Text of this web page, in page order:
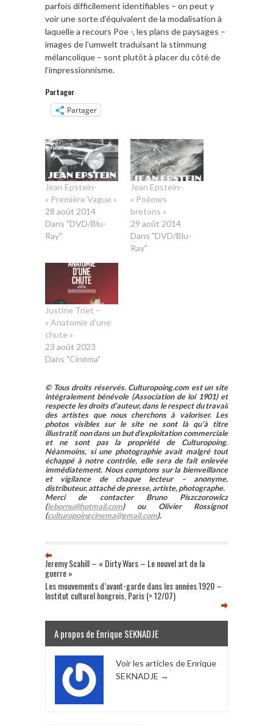
parfois difficilement identifiables – on peut y
voir une sorte d’équivalent de la modalisation à
laquelle a recours Poe -, les plans de paysages –
images de l’umwelt traduisant la stimmung
mélancolique – sont plutôt à placer du côté de
l’impressionnisme.
Partager
Partager
Jean Epstein-
« Première Vague »
28 août 2014
Dans "DVD/Blu-
Ray"
Jean Epstein-
« Poèmes
bretons »
29 août 2014
Dans "DVD/Blu-
Ray"
Justine Triet –
« Anatomie d’une
chute »
23 août 2023
Dans "Cinéma"
© Tous droits réservés. Culturopoing.com est un site
intégralement bénévole (Association de loi 1901) et
respecte les droits d’auteur, dans le respect du travail
des artistes que nous cherchons à valoriser. Les
photos visibles sur le site ne sont là qu’à titre
illustratif, non dans un but d’exploitation commerciale
et ne sont pas la propriété de Culturopoing.
Néanmoins, si une photographie avait malgré tout
échappé à notre contrôle, elle sera de fait enlevée
immédiatement. Nous comptons sur la bienveillance
et vigilance de chaque lecteur – anonyme,
distributeur, attaché de presse, artiste, photographe.
Merci de contacter Bruno Piszczorowicz
(lebornu@hotmail.com) ou Olivier Rossignot
(culturopoingcinema@gmail.com).
Jeremy Scahill – « Dirty Wars – Le nouvel art de la
guerre »
Les mouvements d’avant-garde dans les années 1920 –
Institut culturel hongrois, Paris (> 12/07)
A propos de Enrique SEKNADJE
Voir les articles de Enrique
SEKNADJE →